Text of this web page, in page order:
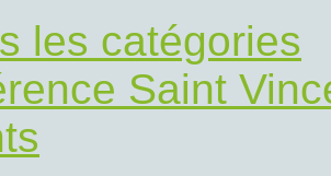
les catégories
Saint